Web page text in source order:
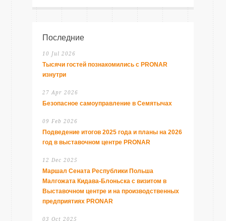
Последние
10 Jul 2026
Тысячи гостей познакомились с PRONAR
изнутри
27 Apr 2026
Безопасное самоуправление в Семятычах
09 Feb 2026
Подведение итогов 2025 года и планы на 2026
год в выставочном центре PRONAR
12 Dec 2025
Маршал Сената Республики Польша
Малгожата Кидава-Блоньска с визитом в
Выставочном центре и на производственных
предприятиях PRONAR
03 Oct 2025